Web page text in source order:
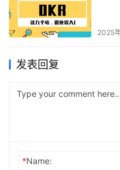
2025
发表回复
*Name: